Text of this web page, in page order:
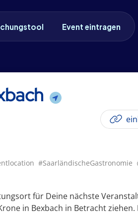
Event eintragen
#SaarländischeGastronomie
für Deine nächste
in Bexbach in Betracht